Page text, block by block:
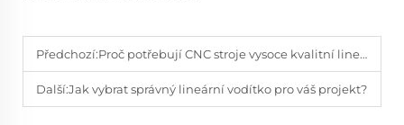
Předchozí:Proč potřebují CNC stroje vysoce kvalitní lineární posuvné prvky?
Další:Jak vybrat správný lineární vodítko pro váš projekt?